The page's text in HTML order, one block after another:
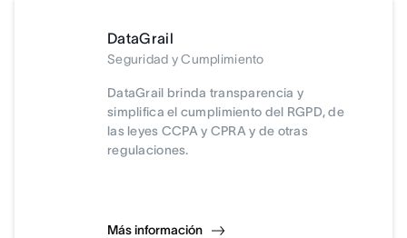
DataGrail
Seguridad y Cumplimiento
DataGrail brinda transparencia y
simplifica el cumplimiento del RGPD, de
las leyes CCPA y CPRA y de otras
regulaciones.
Más información